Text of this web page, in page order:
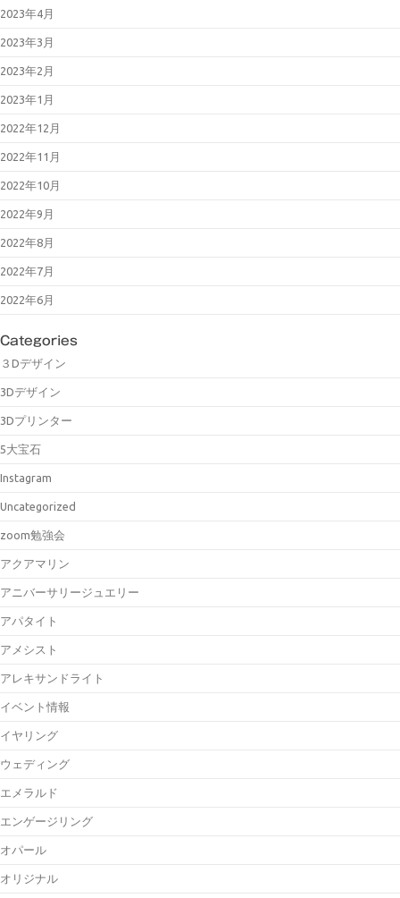
2023年4月
2023年3月
2023年2月
2023年1月
2022年12月
2022年11月
2022年10月
2022年9月
2022年8月
2022年7月
2022年6月
Categories
３Dデザイン
3Dデザイン
3Dプリンター
5大宝石
Instagram
Uncategorized
zoom勉強会
アクアマリン
アニバーサリージュエリー
アパタイト
アメシスト
アレキサンドライト
イベント情報
イヤリング
ウェディング
エメラルド
エンゲージリング
オパール
オリジナル